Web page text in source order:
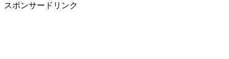
スポンサードリンク